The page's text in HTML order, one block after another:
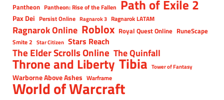
Pantheon Pantheon: Rise of the Fallen Path of Exile 2
Pax Dei Persist Online Ragnarok 3 Ragnarok LATAM
Ragnarok Online Roblox Royal Quest Online RuneScape
Smite 2 Star Citizen Stars Reach
The Elder Scrolls Online The Quinfall
Throne and Liberty Tibia Tower of Fantasy
Warborne Above Ashes Warframe
World of Warcraft